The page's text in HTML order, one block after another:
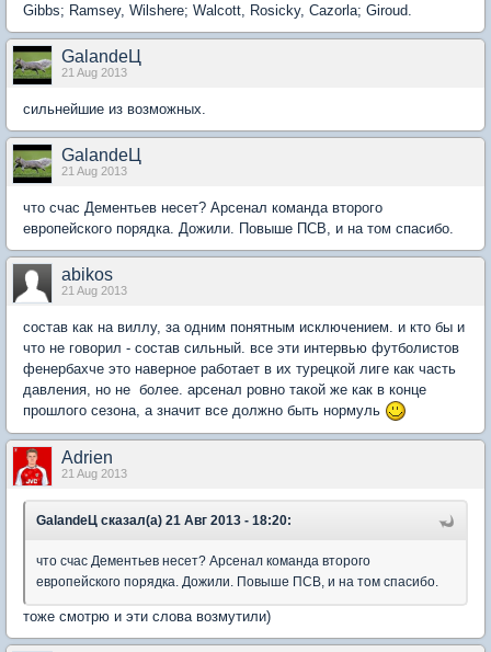
Gibbs; Ramsey, Wilshere; Walcott, Rosicky, Cazorla; Giroud.
GalandeЦ
21 Aug 2013
сильнейшие из возможных.
GalandeЦ
21 Aug 2013
что счас Дементьев несет? Арсенал команда второго
европейского порядка. Дожили. Повыше ПСВ, и на том спасибо.
abikos
21 Aug 2013
состав как на виллу, за одним понятным исключением. и кто бы и
что не говорил - состав сильный. все эти интервью футболистов
фенербахче это наверное работает в их турецкой лиге как часть
давления, но не более. арсенал ровно такой же как в конце
прошлого сезона, а значит все должно быть нормуль
Adrien
21 Aug 2013
GalandeЦ сказал(а) 21 Авг 2013 - 18:20:
что счас Дементьев несет? Арсенал команда второго
европейского порядка. Дожили. Повыше ПСВ, и на том спасибо.
тоже смотрю и эти слова возмутили)